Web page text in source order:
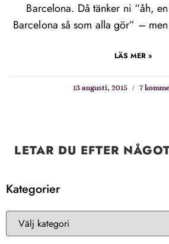
Barcelona. Då tänker ni “åh,
Barcelona så som alla gör” –
LÄS MER »
13 augusti, 2015 7
LETAR DU EFTER
Kategorier